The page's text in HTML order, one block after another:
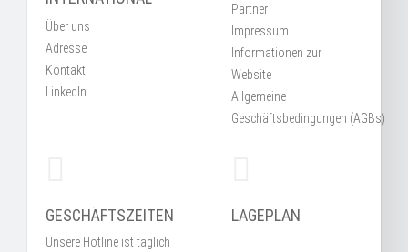
Über uns
Adresse
Kontakt
LinkedIn
Partner
Impressum
Informationen zur
Website
Allgemeine
Geschäftsbedingungen (AGBs)
GESCHÄFTSZEITEN
Unsere Hotline ist täglich
LAGEPLAN